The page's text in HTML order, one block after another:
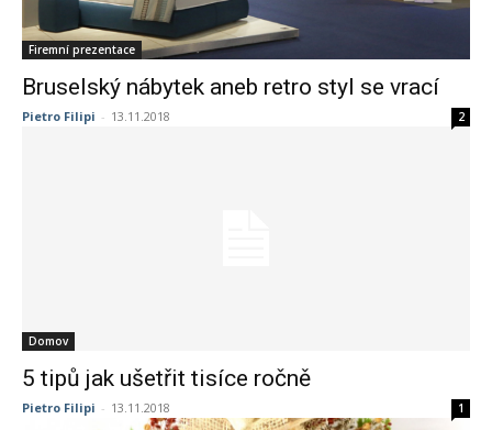
Firemní prezentace
Bruselský nábytek aneb retro styl se vrací
Pietro Filipi - 13.11.2018 2
Domov
5 tipů jak ušetřit tisíce ročně
Pietro Filipi - 13.11.2018 1